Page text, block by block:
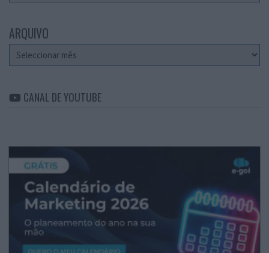
ARQUIVO
Arquivo
CANAL DE YOUTUBE